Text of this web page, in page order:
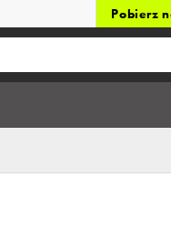
Pobierz